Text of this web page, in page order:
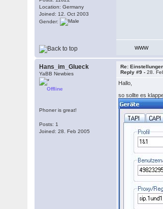
Location: Germany
Joined: 12. Oct 2003
Gender:
WWW
Hans_im_Glueck
YaBB Newbies
Offline
Phoner is great!
Posts: 1
Joined: 28. Feb 2005
Re:
Reply #9 -28.
Hallo,
so sollte es